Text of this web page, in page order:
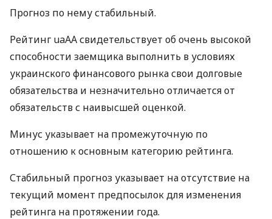
Прогноз по нему стабильный.
Рейтинг uaAA свидетельствует об очень высокой
способности заемщика выполнить в условиях
украинского финансового рынка свои долговые
обязательства и незначительно отличается от
обязательств с наивысшей оценкой.
Минус указывает на промежуточную по
отношению к основным категорию рейтинга.
Стабильный прогноз указывает на отсутствие на
текущий момент предпосылок для изменения
рейтинга на протяжении года.